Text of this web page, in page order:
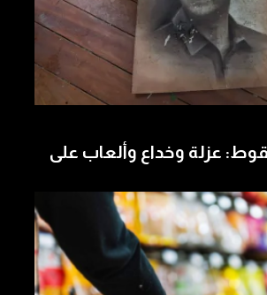
عزلة وخداع وألعاب على